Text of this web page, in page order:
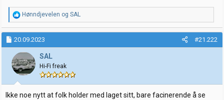
R
e
a
k
s
j
o
n
e
r
:
Hønndjevelen og SAL
20.09.2023 #21.222
SAL
Hi-Fi freak
Ikke noe nytt at folk holder med laget sitt, bare facinerende å se